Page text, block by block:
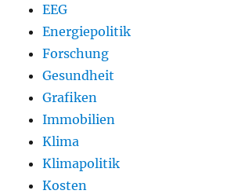
EEG
Energiepolitik
Forschung
Gesundheit
Grafiken
Immobilien
Klima
Klimapolitik
Kosten